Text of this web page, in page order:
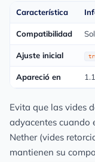
Característica
Compatibilidad
Ajuste inicial
Apareció en
Evita que las vides
adyacentes cuando
Nether (vides
mantienen su